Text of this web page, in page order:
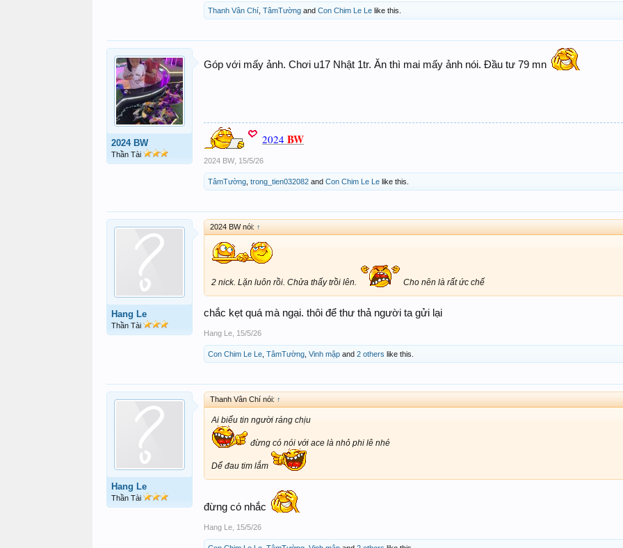
Thanh Vân Chí TâmTường and Con Chim Le Le like this.
2024 BW
Thần Tài
Góp với mấy ảnh. Chơi u17 Nhật 1tr. Ăn thì mai mấy ảnh nói. Đầu tư 79 mn
2024 BW
2024 BW 15/5/26
TâmTường trong_tien032082 and Con Chim Le Le like this.
Hang Le
Thần Tài
2024 BW nói: ↑
2 nick. Lặn luôn rồi. Chửa thấy trồi lên. Cho nên là rất ức chế
chắc kẹt quá mà ngại. thôi để thư thả người ta gửi lại
Hang Le 15/5/26
Con Chim Le Le TâmTường Vinh mập and 2 others like this.
Hang Le
Thần Tài
Thanh Vân Chí nói: ↑
Ai biểu tin người ráng chịu
đừng có nói với ace là nhỏ phi lê nhé
Dể đau tim lắm
đừng có nhắc
Hang Le 15/5/26